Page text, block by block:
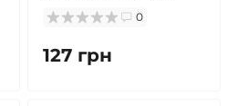
0
127 грн